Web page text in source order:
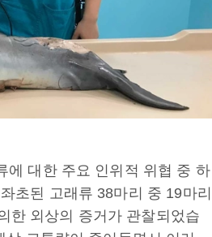
에 대한 주요 인위적 위협 중 하
초된 고래류 38마리 중 19마리
한 외상의 증거가 관찰되었습